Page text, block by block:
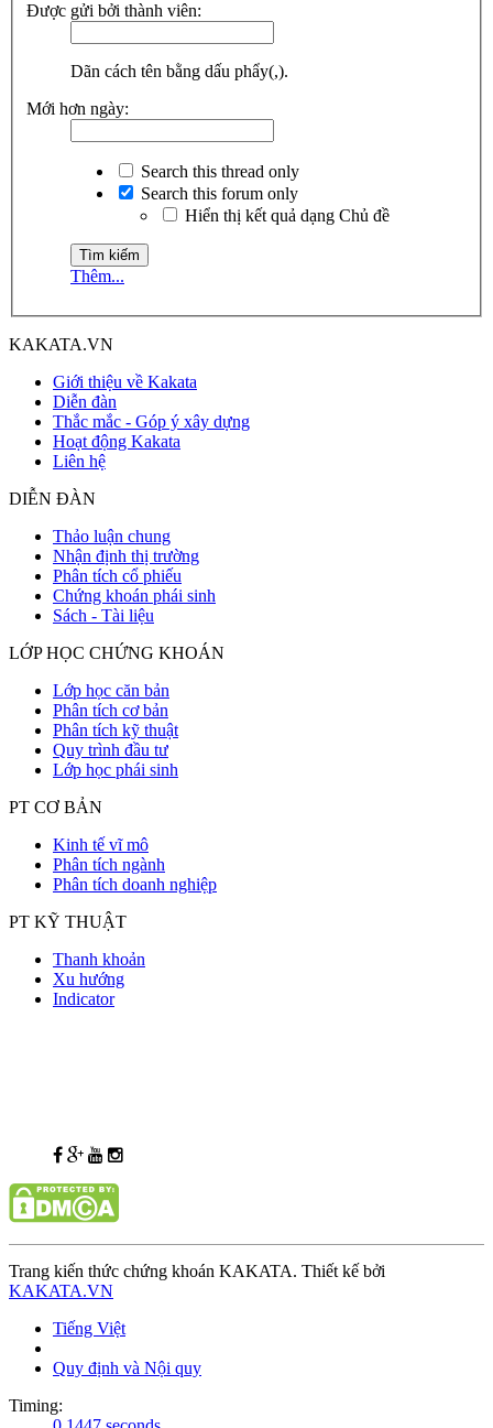
Được gửi bởi thành viên:
Dãn cách tên bằng dấu phẩy(,).
Mới hơn ngày:
Search this thread only
Search this forum only
Hiển thị kết quả dạng Chủ đề
Thêm...
KAKATA.VN
Giới thiệu về Kakata
Diễn đàn
Thắc mắc - Góp ý xây dựng
Hoạt động Kakata
Liên hệ
DIỄN ĐÀN
Thảo luận chung
Nhận định thị trường
Phân tích cổ phiếu
Chứng khoán phái sinh
Sách - Tài liệu
LỚP HỌC CHỨNG KHOÁN
Lớp học căn bản
Phân tích cơ bản
Phân tích kỹ thuật
Quy trình đầu tư
Lớp học phái sinh
PT CƠ BẢN
Kinh tế vĩ mô
Phân tích ngành
Phân tích doanh nghiệp
PT KỸ THUẬT
Thanh khoản
Xu hướng
Indicator
Trang kiến thức chứng khoán KAKATA. Thiết kế bởi
KAKATA.VN
Tiếng Việt
Quy định và Nội quy
Timing: